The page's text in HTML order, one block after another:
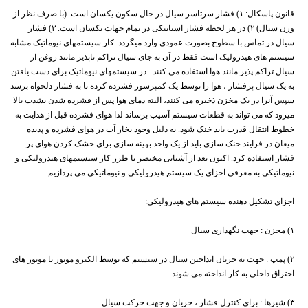
قانون پاسکال: ۱) فشار سرتاسر سیال در حال سکون یکسان است .(با صرف نظر از
وزن سیال) ۲) در هر لحظه فشار استاتیکی در تمام جهات یکسان است. ۳) فشار
سیال در تماس با سطوح بصورت عمودی وارد میگردد. کار سیستمهای نیوماتیک مشابه
سیستم های هیدرولیک است فقط در آن به جای سیال تراکم ناپذیر مانند روغن از
سیال تراکم پذیر مانند هوا استفاده می کنند . در سیستمهای نیوماتیک برای دست یافتن
به یک سیال پرفشار ، هوا را توسط یک کمپرسور فشرده کرده تا به فشار دلخواه برسد
سپس آنرا در یک مخزن ذخیره می کنند، البته دمای هوا پس از فشرده شدن بشدت بالا
میرود که می تواند به قطعات سیستم آسیب برساند لذا هوای فشرده قبل از هدایت به
خطوط انتقال قدرت باید خنک شود. به دلیل وجود بخار آب در هوای فشرده و پدیده
میعان در فرایند خنک سازی باید از یک واحد بهینه سازی برای خشک کردن هوای پر
فشار استفاده کرد. اکنون بعد از آشنایی مختصر با طرز کار سیستمهای هیدرولیکی و
نیوماتیکی به معرفی اجزای یک سیستم هیدرولیکی و نیوماتیکی می پردازیم.
اجزای تشکیل دهنده سیستم های هیدرولیکی:
۱) مخزن : جهت نگهداری سیال
۲) پمپ : جهت به جریان انداختن سیال در سیستم که توسط الکترو موتور یا موتور های
احتراق داخلی به کار انداخته می شوند.
۳) شیرها : برای کنترل فشار ، جریان و جهت حرکت سیال